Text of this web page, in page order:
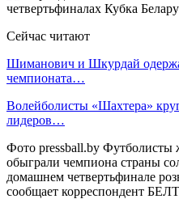
Сейчас читают
Шиманович и Шкурдай
чемпионата…
Волейболисты «Шахтера»
лидеров…
Фото pressball.by Футболисты
обыграли чемпиона страны
домашнем четвертьфинале
сообщает корреспондент